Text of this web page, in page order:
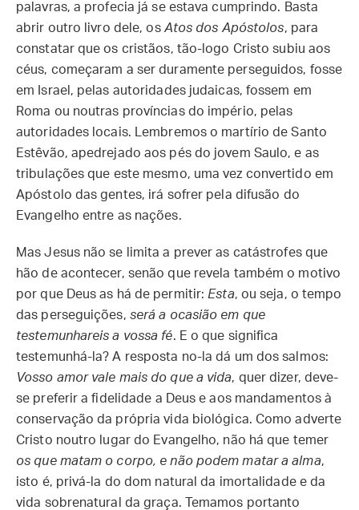
palavras, a profecia já se estava cumprindo. Basta
abrir outro livro dele, os Atos dos Apóstolos, para
constatar que os cristãos, tão-logo Cristo subiu aos
céus, começaram a ser duramente perseguidos, fosse
em Israel, pelas autoridades judaicas, fossem em
Roma ou noutras províncias do império, pelas
autoridades locais. Lembremos o martírio de Santo
Estêvão, apedrejado aos pés do jovem Saulo, e as
tribulações que este mesmo, uma vez convertido em
Apóstolo das gentes, irá sofrer pela difusão do
Evangelho entre as nações.
Mas Jesus não se limita a prever as catástrofes que
hão de acontecer, senão que revela também o motivo
por que Deus as há de permitir: Esta, ou seja, o tempo
das perseguições, será a ocasião em que
testemunhareis a vossa fé. E o que significa
testemunhá-la? A resposta no-la dá um dos salmos:
Vosso amor vale mais do que a vida, quer dizer, deve-
se preferir a fidelidade a Deus e aos mandamentos à
conservação da própria vida biológica. Como adverte
Cristo noutro lugar do Evangelho, não há que temer
os que matam o corpo, e não podem matar a alma,
isto é, privá-la do dom natural da imortalidade e da
vida sobrenatural da graça. Temamos portanto